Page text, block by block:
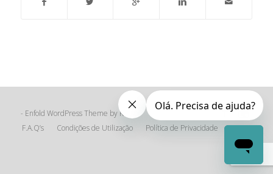
- Enfold WordPress Theme by Kriesi
F.A.Q’s
Condições de Utilização Política de Privacidade